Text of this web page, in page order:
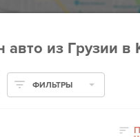
авто из Грузии в
ФИЛЬТРЫ